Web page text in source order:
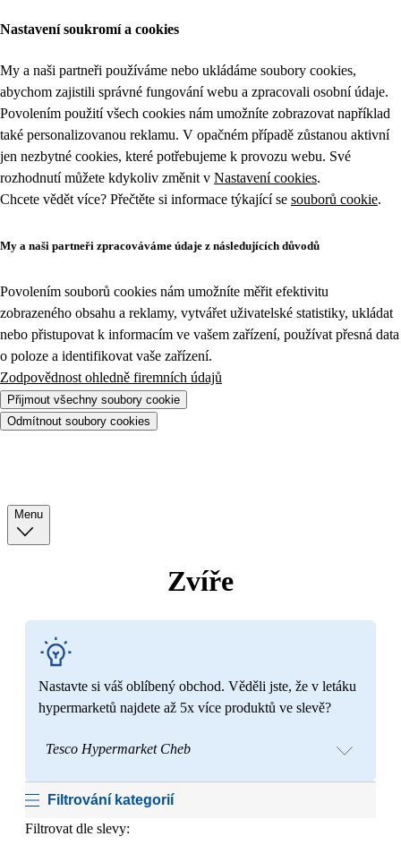
Nastavení soukromí a cookies
My a naši partneři používáme nebo ukládáme soubory cookies,
abychom zajistili správné fungování webu a zpracovali osobní údaje.
Povolením použití všech cookies nám umožníte zobrazovat například
také personalizovanou reklamu. V opačném případě zůstanou aktivní
jen nezbytné cookies, které potřebujeme k provozu webu. Své
rozhodnutí můžete kdykoliv změnit v Nastavení cookies.
Chcete vědět více? Přečtěte si informace týkající se souborů cookie.
My a naši partneři zpracováváme údaje z následujících důvodů
Povolením souborů cookies nám umožníte měřit efektivitu
zobrazeného obsahu a reklamy, vytvářet uživatelské statistiky, ukládat
nebo přistupovat k informacím ve vašem zařízení, používat přesná data
o poloze a identifikovat vaše zařízení.
Zodpovědnost ohledně firemních údajů
Přijmout všechny soubory cookie
Odmítnout soubory cookies
Menu
Zvíře
Nastavte si váš oblíbený obchod. Věděli jste, že v letáku
hypermarketů najdete až 5x více produktů ve slevě?
Tesco Hypermarket Cheb
Filtrování kategorií
Filtrovat dle slevy: